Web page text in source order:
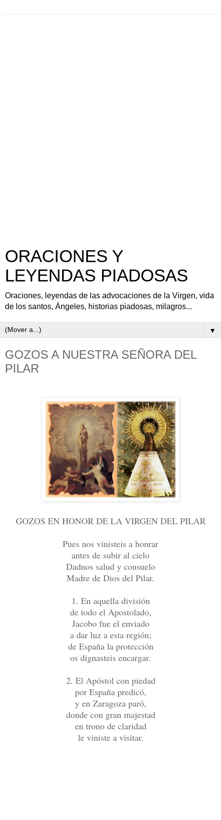
ORACIONES Y
LEYENDAS PIADOSAS
Oraciones, leyendas de las advocaciones de la Virgen, vida
de los santos, Ángeles, historias piadosas, milagros...
▼
GOZOS A NUESTRA SEÑORA DEL
PILAR
GOZOS EN HONOR DE LA VIRGEN DEL PILAR
Pues nos vinisteis a honrar
antes de subir al cielo
Dadnos salud y consuelo
Madre de Dios del Pilar.
1. En aquella división
de todo el Apostolado,
Jacobo fue el enviado
a dar luz a esta región;
de España la protección
os dignasteis encargar.
2. El Apóstol con piedad
por España predicó,
y en Zaragoza paró,
donde con gran majestad
en trono de claridad
le viniste a visitar.